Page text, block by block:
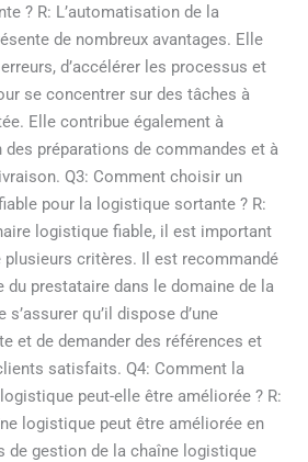
? R: L’automatisation de la
de nombreux avantages. Elle
d’accélérer les processus et
se concentrer sur des tâches à
Elle contribue également à
préparations de commandes et à
Q3: Comment choisir un
pour la logistique sortante ? R:
logistique fiable, il est important
plusieurs critères. Il est recommandé
du prestataire dans le domaine de la
qu’il dispose d’une
et de demander des références et
satisfaits. Q4: Comment la
peut-elle être améliorée ? R:
logistique peut être améliorée en
de gestion de la chaîne logistique